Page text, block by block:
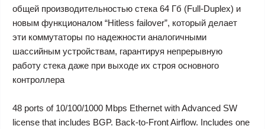
общей производительностью стека 64 Гб (Full-Duplex) и
новым функционалом “Hitless failover”, который делает
эти коммутаторы по надежности аналогичными
шассийным устройствам, гарантируя непрерывную
работу стека даже при выходе их строя основного
контроллера
48 ports of 10/100/1000 Mbps Ethernet with Advanced SW
license that includes BGP. Back-to-Front Airflow. Includes one